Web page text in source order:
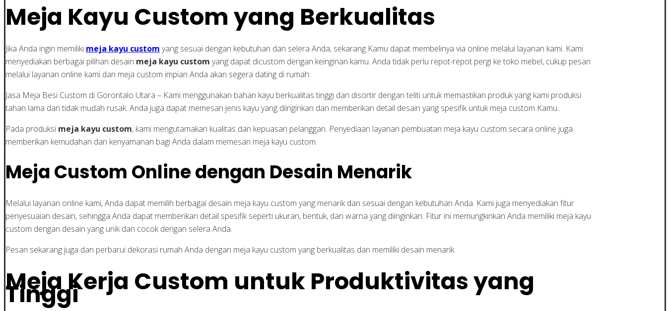
Meja Kayu Custom yang Berkualitas
Jika Anda ingin memiliki meja kayu custom yang sesuai dengan kebutuhan dan selera Anda, sekarang Kamu dapat membelinya via online melalui layanan kami. Kami
menyediakan berbagai pilihan desain meja kayu custom yang dapat dicustom dengan keinginan kamu. Anda tidak perlu repot-repot pergi ke toko mebel, cukup pesan
melalui layanan online kami dan meja custom impian Anda akan segera dating di rumah.
Jasa Meja Besi Custom di Gorontalo Utara – Kami menggunakan bahan kayu berkualitas tinggi dan disortir dengan teliti untuk memastikan produk yang kami produksi
tahan lama dan tidak mudah rusak. Anda juga dapat memesan jenis kayu yang diinginkan dan memberikan detail desain yang spesifik untuk meja custom Kamu..
Pada produksi meja kayu custom, kami mengutamakan kualitas dan kepuasan pelanggan. Penyediaan layanan pembuatan meja kayu custom secara online juga
memberikan kemudahan dan kenyamanan bagi Anda dalam memesan meja kayu custom.
Meja Custom Online dengan Desain Menarik
Melalui layanan online kami, Anda dapat memilih berbagai desain meja kayu custom yang menarik dan sesuai dengan kebutuhan Anda. Kami juga menyediakan fitur
penyesuaian desain, sehingga Anda dapat memberikan detail spesifik seperti ukuran, bentuk, dan warna yang diinginkan. Fitur ini memungkinkan Anda memiliki meja kayu
custom dengan desain yang unik dan cocok dengan selera Anda.
Pesan sekarang juga dan perbarui dekorasi rumah Anda dengan meja kayu custom yang berkualitas dan memiliki desain menarik.
Meja Kerja Custom untuk Produktivitas yang
Tinggi